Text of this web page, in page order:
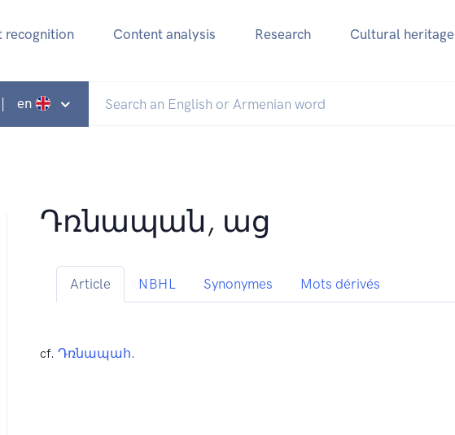
recognition Content analysis Research Cultural heritage
Դռնապան, աց
Article NBHL Synonymes Mots dérivés
cf.Դռնապահ.